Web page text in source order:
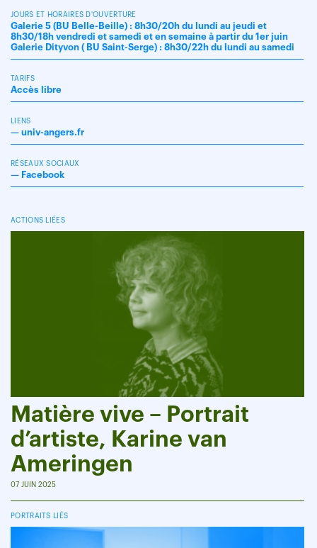
JOURS ET HORAIRES D'OUVERTURE
Galerie 5 (BU Belle-Beille) : 8h30/20h du lundi au jeudi et
8h30/18h vendredi et samedi et en semaine à partir du 1er juin
Galerie Dityvon ( BU Saint-Serge) : 8h30/22h du lundi au samedi
TARIFS
Accès libre
LIENS
— univ-angers.fr
RÉSEAUX SOCIAUX
— Facebook
ACTIONS LIÉES
Matière vive – Portrait
d’artiste, Karine van
Ameringen
07 JUIN 2025
PORTRAITS LIÉS